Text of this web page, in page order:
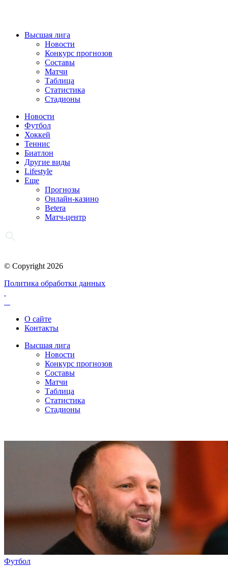
Высшая лига
Новости
Конкурс прогнозов
Составы
Матчи
Таблица
Статистика
Стадионы
Новости
Футбол
Хоккей
Теннис
Биатлон
Другие виды
Lifestyle
Еще
Прогнозы
Онлайн-казино
Betera
Матч-центр
© Copyright 2026
Политика обработки данных
О сайте
Контакты
Высшая лига
Новости
Конкурс прогнозов
Составы
Матчи
Таблица
Статистика
Стадионы
Футбол